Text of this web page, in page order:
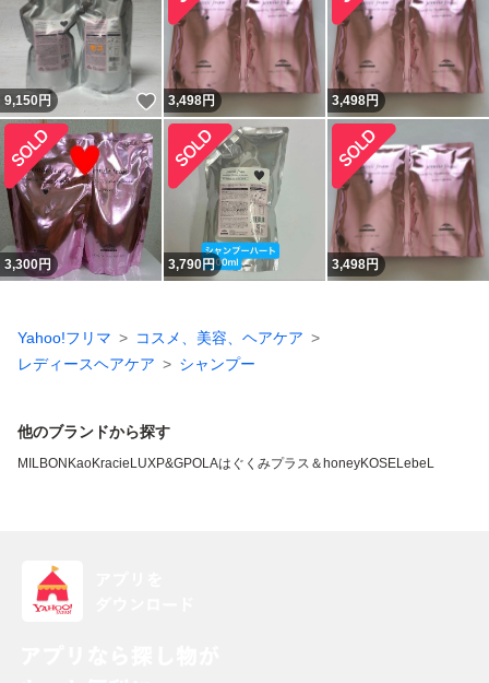
9,150円 いいね！
3,498円 3,498円
3,300円 3,790円 3,498円
Yahoo!フリマ
コスメ、美容、ヘアケア
レディースヘアケア
シャンプー
他のブランドから探す
MILBON KaoKracie LUXP&GPOLAはぐくみプラス ＆honeyKOSELebeL